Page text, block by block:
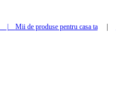
Mii de produse pentru casa ta|